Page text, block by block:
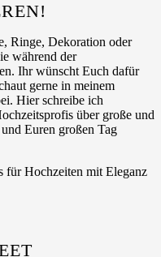
Ringe, Dekoration oder
während der
Ihr wünscht Euch dafür
gerne in meinem
Hier schreibe ich
über große und
Euren großen Tag
für Hochzeiten mit Eleganz